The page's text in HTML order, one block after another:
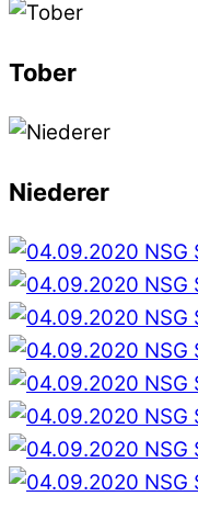
Tober
Niederer